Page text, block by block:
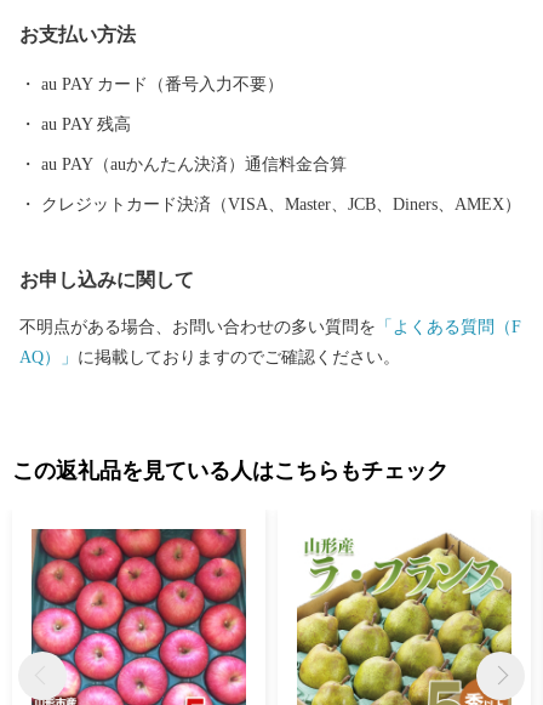
は山形市が有する映像文化を育む環境が高い評価を受け、日本で
初めて、ユネスコ創造都市ネットワーク映画部門への加盟が認め
である山形交響楽団が活動しています。 平成３１年４月には中核
市に移行し、保健所を開設するなど、県都としても発展を続けて
お支払い方法
au PAY カード（番号入力不要）
au PAY 残高
au PAY（auかんたん決済）通信料金合算
クレジットカード決済（VISA、Master、JCB、Diners、AMEX）
お申し込みに関して
不明点がある場合、お問い合わせの多い質問を 「よくある質問（F
AQ）」 に掲載しておりますのでご確認ください。
この返礼品を見ている人はこちらもチェック